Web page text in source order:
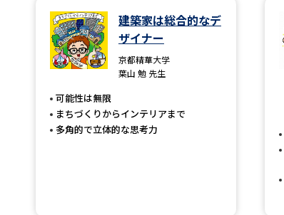
建築家は総合的なデ
ザイナー
京都精華大学
葉山 勉 先生
可能性は無限
まちづくりからインテリアまで
多角的で立体的な思考力